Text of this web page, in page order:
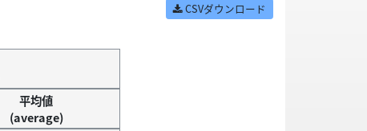
CSVダウンロード
平均値
(average)